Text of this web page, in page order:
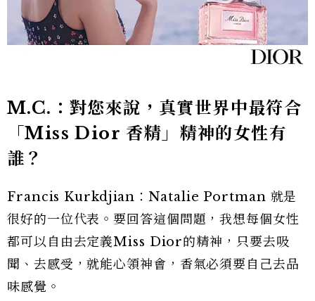
M.C.：對您來說，真實世界中最符合
「Miss Dior 香精」精神的女性有
誰？
Francis Kurkdjian：Natalie Portman 就是
很好的一位代表。要回答這個問題，我想每個女性
都可以自由去定義Miss Dior的精神，只要去吸
聞、去感受，就能心領神會，香氣必須要自己去品
味感覺。